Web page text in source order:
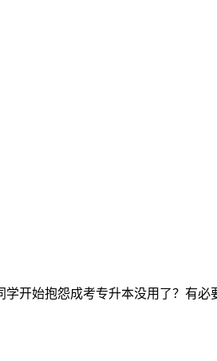
开始抱怨成考专升本没用了？有